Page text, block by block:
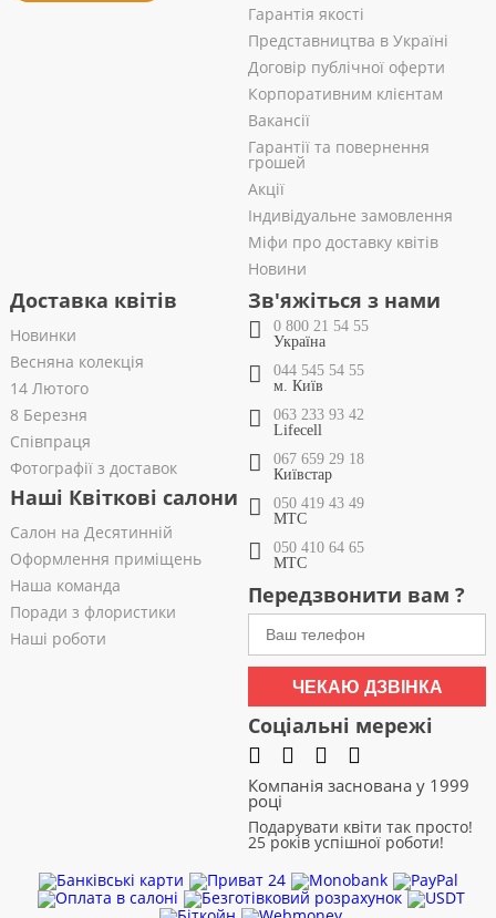
Гарантія якості
Представництва в Україні
Договір публічної оферти
Корпоративним клієнтам
Вакансії
Гарантії та повернення
грошей
Акції
Індивідуальне замовлення
Міфи про доставку квітів
Новини
Доставка квітів
Новинки
Весняна колекція
14 Лютого
8 Березня
Співпраця
Фотографії з доставок
Наші Квіткові салони
Салон на Десятинній
Оформлення приміщень
Наша команда
Поради з флористики
Наші роботи
Зв'яжіться з нами
0 800 21 54 55
Україна
044 545 54 55
м. Київ
063 233 93 42
Lifecell
067 659 29 18
Київстар
050 419 43 49
МТС
050 410 64 65
МТС
Передзвонити вам ?
ЧЕКАЮ ДЗВІНКА
Соціальні мережі
Компанія заснована у 1999
році
Подарувати квіти так просто!
25 років успішної роботи!